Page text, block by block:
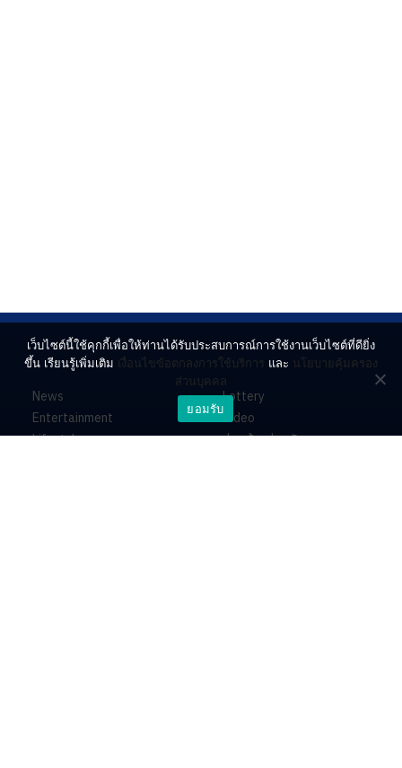
News
Entertainment
Lifestyle
Lottery
Video
ร่วมด้วยช่วยกัน
เว็บไซต์นี้ใช้คุกกี้เพื่อให้ท่านได้รับประสบการณ์การใช้งานเว็บไซต์ที่ดียิ่ง
ขึ้น เรียนรู้เพิ่มเติม เงื่อนไขข้อตกลงการใช้บริการ และ นโยบายคุ้มครอง
ส่วนบุคคล
ยอมรับ